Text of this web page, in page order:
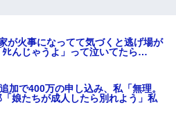
が火事になってて気づくと逃げ場が
ﾋんじゃうよ」って泣いてたら…
加で400万の申し込み、私「無理。
娘たちが成人したら別れよう」私